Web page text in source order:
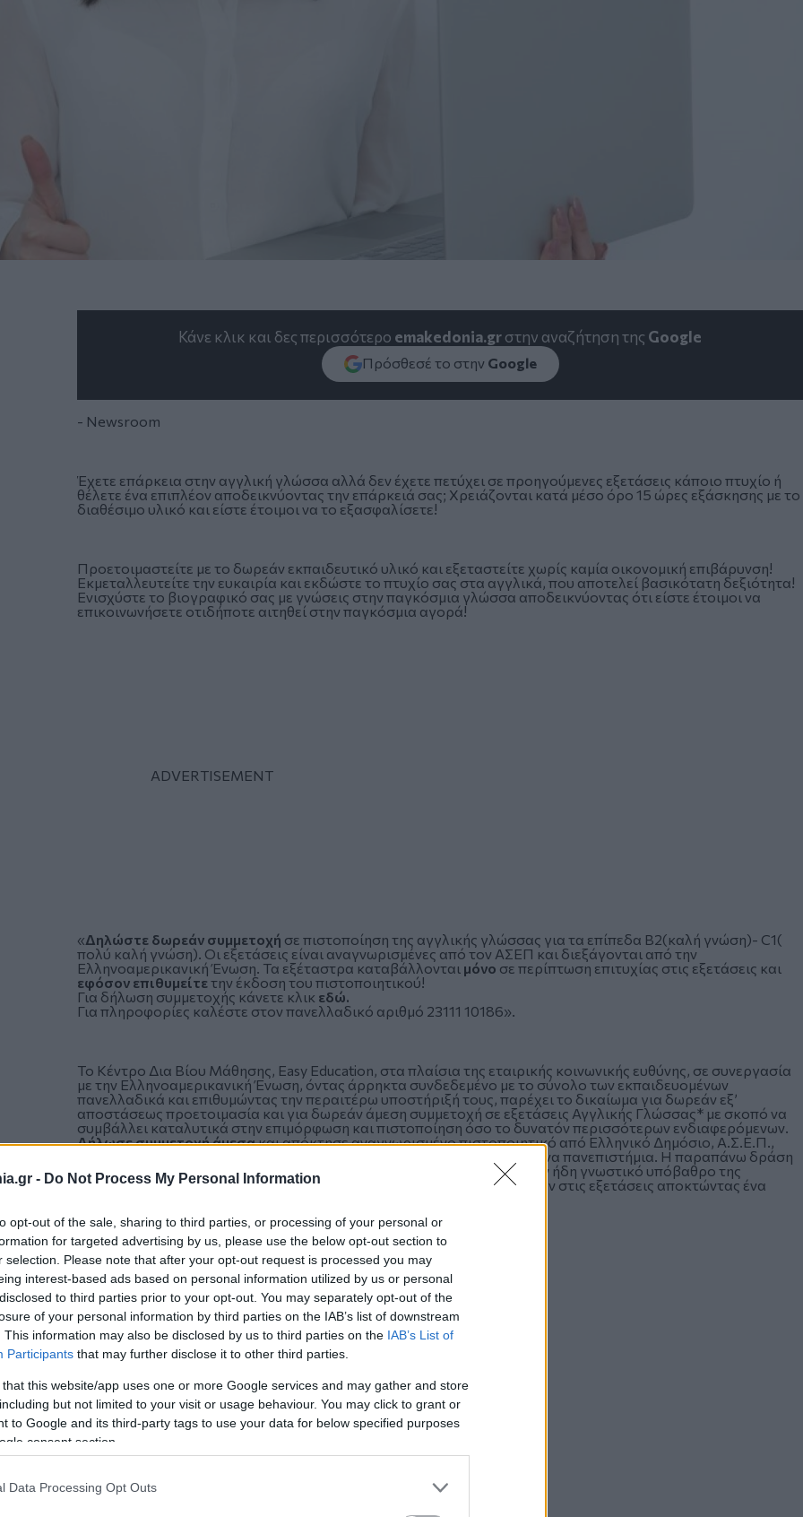
- Do Not Process My Personal Information
opt-out of the sale, sharing to third parties, or processing of your personal or
for targeted advertising by us, please use the below opt-out section to
selection. Please note that after your opt-out request is processed you may
interest-based ads based on personal information utilized by us or personal
to third parties prior to your opt-out. You may separately opt-out of the
of your personal information by third parties on the IAB’s list of downstream
This information may also be disclosed by us to third parties on the IAB’s List of
Participants that may further disclose it to other third parties.
that this website/app uses one or more Google services and may gather and store
but not limited to your visit or usage behaviour. You may click to grant or
to Google and its third-party tags to use your data for below specified purposes
consent section.
Data Processing Opt Outs
Κάνε κλικ και δες περισσότερο emakedonia.grστην αναζήτηση της Google
Πρόσθεσέ το στην Google
- Newsroom
Έχετε επάρκεια στην αγγλική γλώσσα αλλά δεν έχετε πετύχει σε προηγούμενες εξετάσεις κάποιο πτυχίο ή
θέλετε ένα επιπλέον αποδεικνύοντας την επάρκειά σας; Χρειάζονται κατά μέσο όρο 15 ώρες εξάσκησης με το
διαθέσιμο υλικό και είστε έτοιμοι να το εξασφαλίσετε!
Προετοιμαστείτε με το δωρεάν εκπαιδευτικό υλικό και εξεταστείτε χωρίς καμία οικονομική επιβάρυνση!
Εκμεταλλευτείτε την ευκαιρία και εκδώστε το πτυχίο σας στα αγγλικά, που αποτελεί βασικότατη δεξιότητα!
Ενισχύστε το βιογραφικό σας με γνώσεις στην παγκόσμια γλώσσα αποδεικνύοντας ότι είστε έτοιμοι να
επικοινωνήσετε οτιδήποτε αιτηθεί στην παγκόσμια αγορά!
«Δηλώστε δωρεάν συμμετοχή σε πιστοποίηση της αγγλικής γλώσσας για τα επίπεδα Β2(καλή γνώση)- C1(
πολύ καλή γνώση). Οι εξετάσεις είναι αναγνωρισμένες από τον ΑΣΕΠ και διεξάγονται από την
Ελληνοαμερικανική Ένωση. Τα εξέταστρα καταβάλλονται μόνο σε περίπτωση επιτυχίας στις εξετάσεις και
εφόσον επιθυμείτετην έκδοση του πιστοποιητικού!
Για δήλωση συμμετοχής κάνετε κλικ εδώ.
Για πληροφορίες καλέστε στον πανελλαδικό αριθμό 23111 10186».
Το Κέντρο Δια Βίου Μάθησης, Easy Education, στα πλαίσια της εταιρικής κοινωνικής ευθύνης, σε συνεργασία
με την Ελληνοαμερικανική Ένωση, όντας άρρηκτα συνδεδεμένο με το σύνολο των εκπαιδευομένων
πανελλαδικά και επιθυμώντας την περαιτέρω υποστήριξή τους, παρέχει το δικαίωμα για δωρεάν εξ’
αποστάσεως προετοιμασία και για δωρεάν άμεση συμμετοχή σε εξετάσεις Αγγλικής Γλώσσας* με σκοπό να
συμβάλλει καταλυτικά στην επιμόρφωση και πιστοποίηση όσο το δυνατόν περισσότερων ενδιαφερόμενων.
Δήλωσε συμμετοχή άμεσακαι απόκτησε αναγνωρισμένο πιστοποιητικό από Ελληνικό Δημόσιο, Α.Σ.Ε.Π.,
ιδιωτικό τομέα σε Ελλάδα και εξωτερικό, καθώς και σε ελληνικά και ξένα πανεπιστήμια. Η παραπάνω δράση
δωρεάν προετοιμασίας συμμετοχής στις εξετάσεις αφορά όσους έχουν ήδη γνωστικό υπόβαθρο της
Αγγλικής Γλώσσας και θέλουν να δοκιμάσουν εάν μπορούν να επιτύχουν στις εξετάσεις αποκτώντας ένα